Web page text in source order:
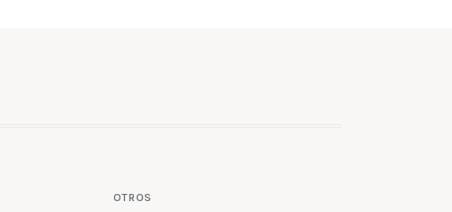
OTROS